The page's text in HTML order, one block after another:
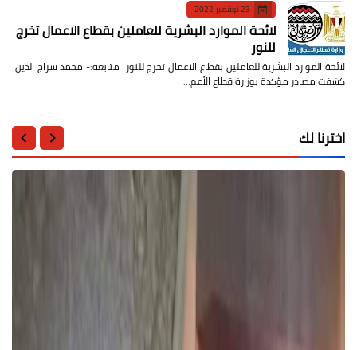
23 نوفمبر 2022
لائحة الموارد البشرية للعاملين بقطاع الاعمال تخرج
للنور
لائحة الموارد البشرية للعاملين بقطاع الاعمال تخرج للنور متابعه:- محمد سراج الدين
كشفت مصادر مؤكدة بوزارة قطاع الأعم…
اخترنا لك